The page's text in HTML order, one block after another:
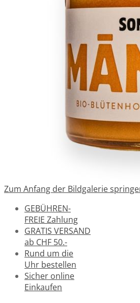
Zum Anfang der Bildgalerie
GEBÜHREN-
FREIE Zahlung
GRATIS VERSAND
ab CHF 50.-
Rund um die
Uhr bestellen
Sicher online
Einkaufen